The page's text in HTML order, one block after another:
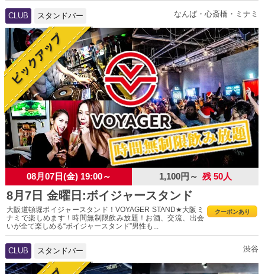
CLUB スタンドバー なんば・心斎橋・ミナミ
08月07日(金) 19:00～ 1,100円～ 残 50人
8月7日 金曜日:ボイジャースタンド
クーポンあり
大阪道頓堀ボイジャースタンド！VOYAGER STAND★大阪ミ
ナミで楽しめます！時間無制限飲み放題！お酒、交流、出会
いが全て楽しめる“ボイジャースタンド”男性も...
CLUB スタンドバー 渋谷